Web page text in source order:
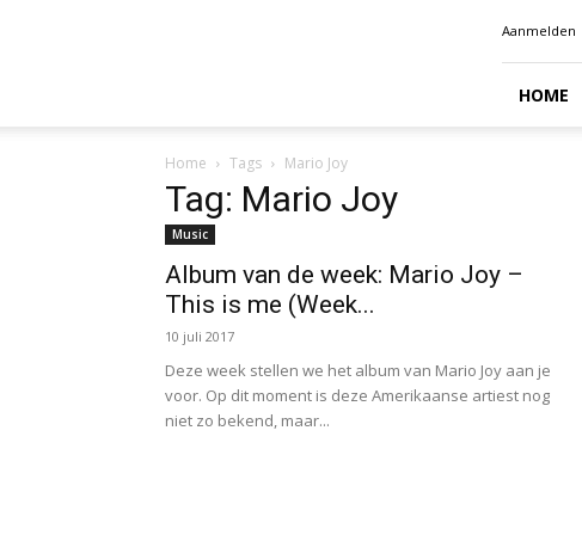
Aanmelden
HOME
Home Tags Mario Joy
Tag: Mario Joy
Music
Album van de week: Mario Joy –
This is me (Week...
10 juli 2017
Deze week stellen we het album van Mario Joy aan je
voor. Op dit moment is deze Amerikaanse artiest nog
niet zo bekend, maar...